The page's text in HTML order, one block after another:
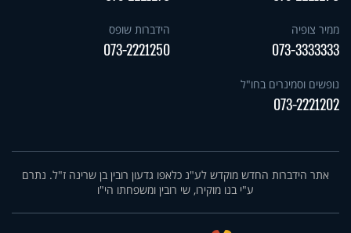
ממיר צופיה
073-3333333
הידברות שופס
073-2221250
נופשים וסמינרים בחו"ל
073-2221202
אתר הידברות החדש מוקדש לע"נ כלאפו גדעון רובין בן שרינה ז"ל. נתרם
ע"י בנו מוקירו, שי רובין ומשפחתו הי"ו